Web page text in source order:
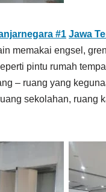
#1 Jawa
memakai engsel,
pintu rumah
– ruang yang
sekolahan, ruang